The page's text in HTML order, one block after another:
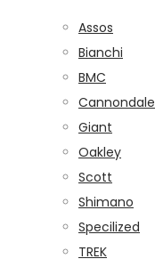
Assos
Bianchi
BMC
Cannondale
Giant
Oakley
Scott
Shimano
Specilized
TREK